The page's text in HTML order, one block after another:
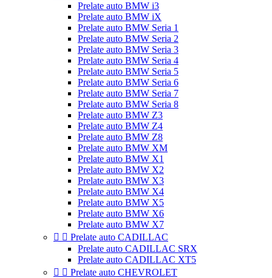
Prelate auto BMW i3
Prelate auto BMW iX
Prelate auto BMW Seria 1
Prelate auto BMW Seria 2
Prelate auto BMW Seria 3
Prelate auto BMW Seria 4
Prelate auto BMW Seria 5
Prelate auto BMW Seria 6
Prelate auto BMW Seria 7
Prelate auto BMW Seria 8
Prelate auto BMW Z3
Prelate auto BMW Z4
Prelate auto BMW Z8
Prelate auto BMW XM
Prelate auto BMW X1
Prelate auto BMW X2
Prelate auto BMW X3
Prelate auto BMW X4
Prelate auto BMW X5
Prelate auto BMW X6
Prelate auto BMW X7
  Prelate auto CADILLAC
Prelate auto CADILLAC SRX
Prelate auto CADILLAC XT5
  Prelate auto CHEVROLET